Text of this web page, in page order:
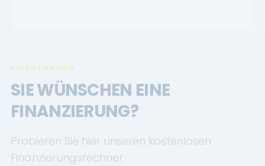
FINANZIERUNG
SIE WÜNSCHEN EINE
FINANZIERUNG?
Probieren Sie hier unseren kostenlosen
Finanzierungsrechner.